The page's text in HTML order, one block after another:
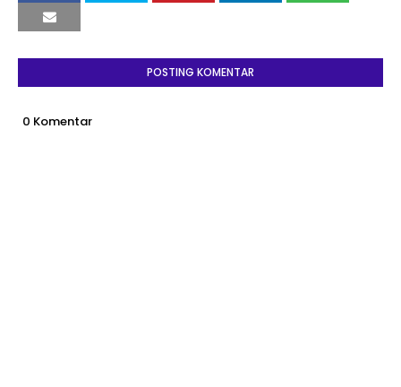
POSTING KOMENTAR
0 Komentar